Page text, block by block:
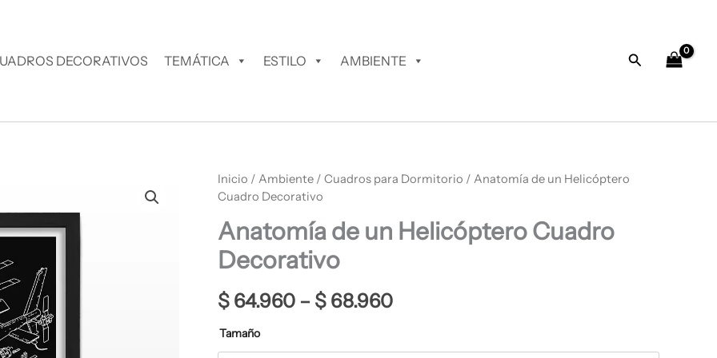
DECORATIVOS TEMÁTICA ESTILO AMBIENTE Buscar
Inicio / Ambiente / Cuadros para Dormitorio / Anatomía de un Helicóptero
Cuadro Decorativo
Anatomía de un Helicóptero Cuadro
Decorativo
$ 64.960 – $ 68.960
Rango
precios:
$ 64.960
Tamaño
Anatomía
de
Helicóptero
Cuadro
Decorativo
cantidad